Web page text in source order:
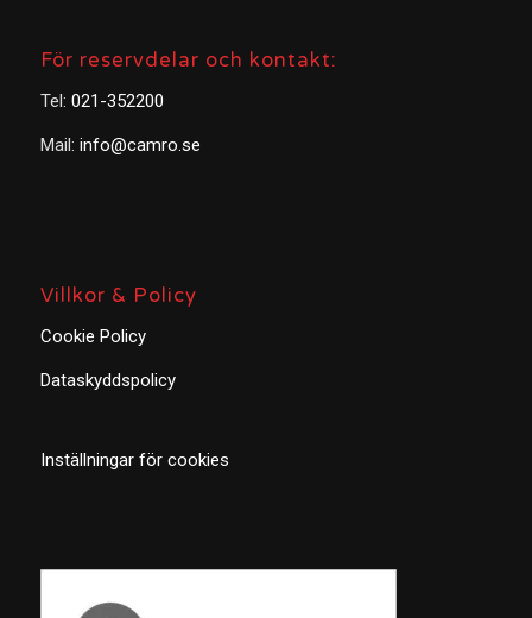
För reservdelar och kontakt:
Tel: 021-352200
Mail: info@camro.se
Villkor & Policy
Cookie Policy
Dataskyddspolicy
Inställningar för cookies